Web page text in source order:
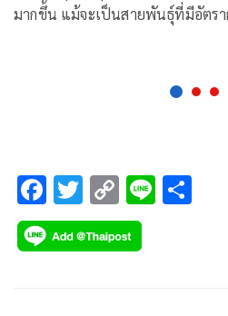
มากขึ้น แม้จะเป็นสายพันธุ์ที่มีอัตรา
F
ac
e
T
wi
tt
C
o
p
Li